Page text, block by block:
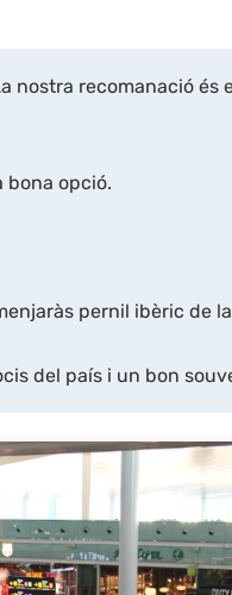
nostra recomanació és
bona opció.
pernil ibèric de
del país i un bon